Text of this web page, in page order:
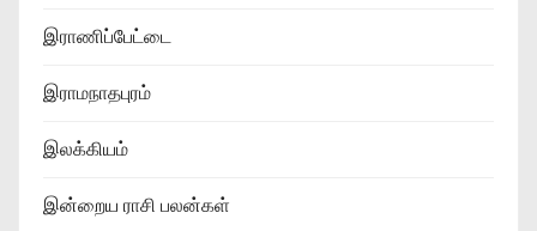
இராணிப்பேட்டை
இராமநாதபுரம்
இலக்கியம்
இன்றைய ராசி பலன்கள்